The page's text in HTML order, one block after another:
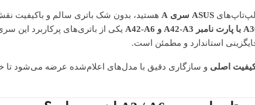
لپ‌تاپ‌های ASUS سری A هستید، بدون شک باتری سالم و باکیفیت
یکی از باتری‌های پرکاربرد
استاندارد و مطمئن است.
اصلی و سازگاری دقیق با مدل‌های اعلام‌شده عرضه می‌شود تا